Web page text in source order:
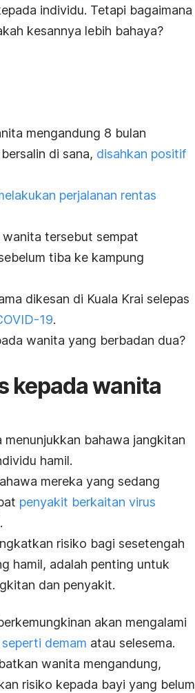
individu. Tetapi bagaimana
kesannya lebih bahaya?
mengandung 8 bulan
di sana, disahkan positif
perjalanan rentas
tersebut sempat
tiba ke kampung
dikesan di Kuala Krai selepas
19.
wanita yang berbadan dua?
kepada wanita
bahawa jangkitan
hamil.
mereka yang sedang
penyakit berkaitan virus
risiko bagi sesetengah
hamil, adalah penting untuk
dan penyakit.
akan mengalami
demam atau selesema.
wanita mengandung,
risiko kepada bayi yang belum